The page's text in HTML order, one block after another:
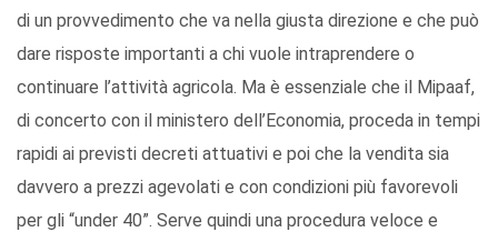
di un provvedimento che va nella giusta direzione e che può
dare risposte importanti a chi vuole intraprendere o
continuare l’attività agricola. Ma è essenziale che il Mipaaf,
di concerto con il ministero dell’Economia, proceda in tempi
rapidi ai previsti decreti attuativi e poi che la vendita sia
davvero a prezzi agevolati e con condizioni più favorevoli
per gli “under 40”. Serve quindi una procedura veloce e